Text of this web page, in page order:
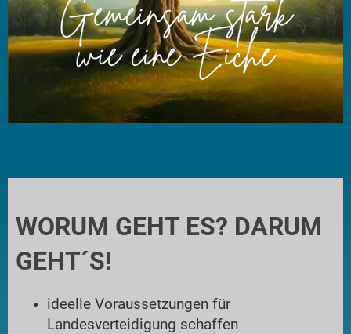
WORUM GEHT ES? DARUM
GEHT´S!
ideelle Voraussetzungen für
Landesverteidigung schaffen